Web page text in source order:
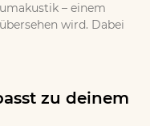
– einem
wird. Dabei
zu deinem